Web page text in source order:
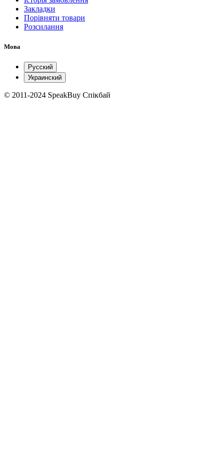
Закладки
Порівняти товари
Розсилання
Мова
Русский
Украинский
© 2011-2024 SpeakBuy Спікбай